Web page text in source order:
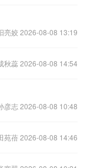
亮姣 2026-08-08 13:19
秋蕊 2026-08-08 14:54
彦志 2026-08-08 10:48
苑蓓 2026-08-08 14:46